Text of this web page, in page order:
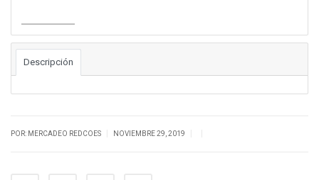
Descripción
POR: MERCADEO REDCOES NOVIEMBRE 29, 2019